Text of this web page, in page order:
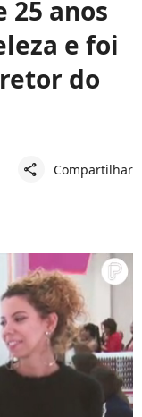
25 anos
e foi
do
share Compartilhar